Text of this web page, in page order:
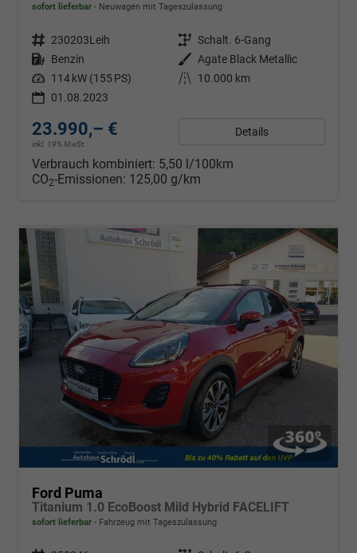
sofort lieferbar Neuwagen mit Tageszulassung
Fahrzeugnr. 230203Leih Getriebe Schalt. 6-Gang
Kraftstoff Benzin Außenfarbe Agate Black Metallic
Leistung 114 kW (155 PS) Kilometerstand
10.000 km
01.08.2023
23.990,– €
inkl. 19% MwSt.
Details
Verbrauch kombiniert: 5,50 l/100km
CO2-Emissionen: 125,00 g/km
Ford Puma
Titanium 1.0 EcoBoost Mild Hybrid FACELIFT
sofort lieferbar Fahrzeug mit Tageszulassung